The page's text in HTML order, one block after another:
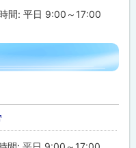
間: 平日 9:00～17:00